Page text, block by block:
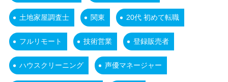
土地家屋調査士 関東 20代 初めて転職
フルリモート 技術営業 登録販売者
ハウスクリーニング 声優マネージャー